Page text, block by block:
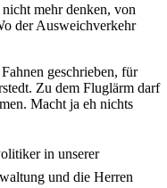
mehr denken, von
der Ausweichverkehr
geschrieben, für
Zu dem Fluglärm darf
Macht ja eh nichts
in unserer
und die Herren